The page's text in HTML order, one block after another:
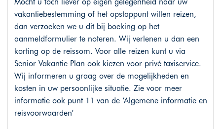
vakantiebestemming of het opstappunt willen reizen,
dan verzoeken we u dit bij boeking op het
aanmeldformulier te noteren. Wij verlenen u dan een
korting op de reissom. Voor alle reizen kunt u via
Senior Vakantie Plan ook kiezen voor privé taxiservice.
Wij informeren u graag over de mogelijkheden en
kosten in uw persoonlijke situatie. Zie voor meer
informatie ook punt 11 van de ‘Algemene informatie en
reisvoorwaarden’